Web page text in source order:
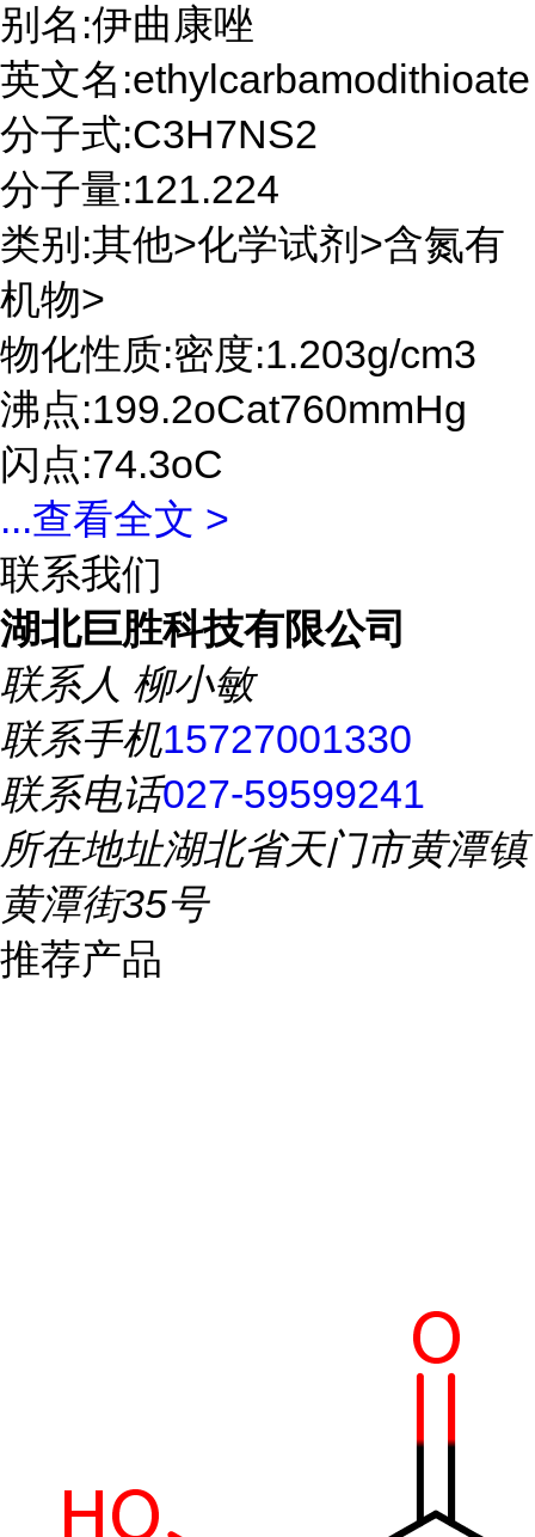
别名:伊曲康唑
英文名:ethylcarbamodithioate
分子式:C3H7NS2
分子量:121.224
类别:其他>化学试剂>含氮有
机物>
物化性质:密度:1.203g/cm3
沸点:199.2oCat760mmHg
闪点:74.3oC
...查看全文 >
联系我们
湖北巨胜科技有限公司
联系人 柳小敏
联系手机15727001330
联系电话027-59599241
所在地址湖北省天门市黄潭镇
黄潭街35号
推荐产品